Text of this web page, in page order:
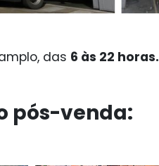
das 6 às 22 horas.
pós-venda: